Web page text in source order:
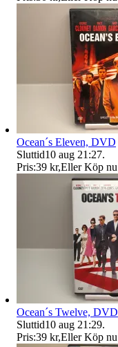
Ocean´s Eleven, DVD
Sluttid10 aug 21:27.
Pris:39 kr,Eller Köp nu
Ocean´s Twelve, DVD
Sluttid10 aug 21:29.
Pris:39 kr,Eller Köp nu